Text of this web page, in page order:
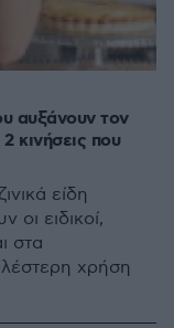
αυξάνουν τον
κινήσεις που
είδη
ειδικοί,
στα
χρήση